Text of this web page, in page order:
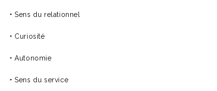
• Sens du relationnel
• Curiosité
• Autonomie
• Sens du service